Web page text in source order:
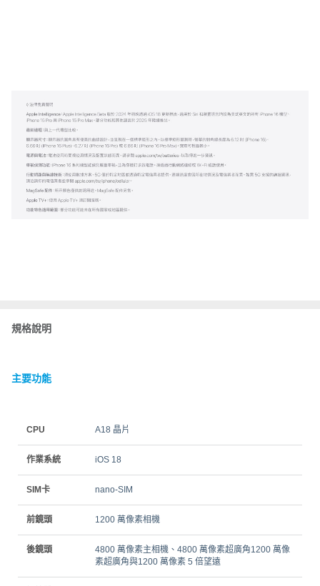
規格說明
主要功能
CPU A18 晶片
作業系統 iOS 18
SIM卡 nano‑SIM
前鏡頭 1200 萬像素相機
後鏡頭
4800 萬像素主相機、4800 萬像素超廣角1200 萬像
素超廣角與1200 萬像素 5 倍望遠